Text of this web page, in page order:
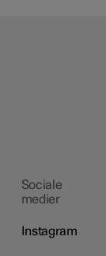
Sociale
medier
Instagram